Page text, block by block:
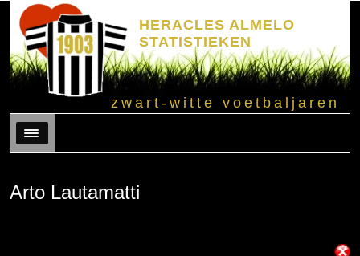
HERACLES ALMELO
STATISTIEKEN
zwart-witte voetbaljaren
Menu
Arto Lautamatti